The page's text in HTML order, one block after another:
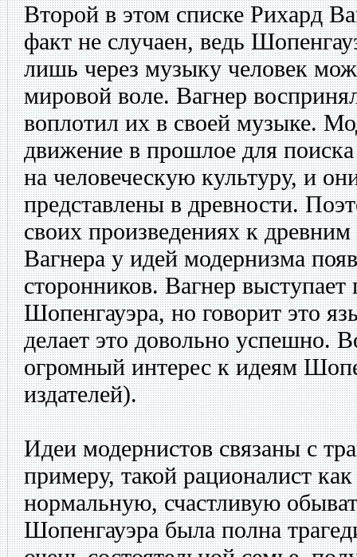
Второй в этом списке Рихард
факт не случаен, ведь
лишь через музыку человек
мировой воле. Вагнер
воплотил их в своей музыке.
движение в прошлое для
на человеческую культуру, и
представлены в древности.
своих произведениях к
Вагнера у идей модернизма
сторонников. Вагнер
Шопенгауэра, но говорит это
делает это довольно успешно.
огромный интерес к идеям
издателей).
Идеи модернистов связаны с
примеру, такой рационалист
нормальную, счастливую
Шопенгауэра была полна